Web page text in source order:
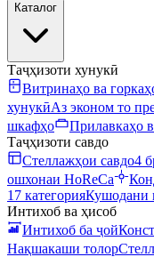
Каталог
Таҷҳизоти хунукӣ
Витринаҳо ва
хунукӣАз эконом то
шкафҳо
Прилавкаҳо
Таҷҳизоти савдо
Стеллажҳои савдо4
ошхонаи HoReCa
17 категорияКушодани
Интихоб ва ҳисоб
Интихоб ба ҷой
Нақшакаши толор